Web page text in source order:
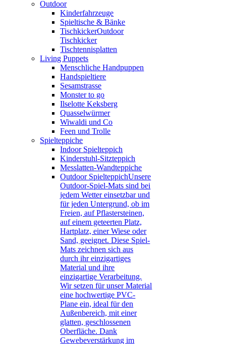
Outdoor
Kinderfahrzeuge
Spieltische & Bänke
TischkickerOutdoor
Tischkicker
Tischtennisplatten
Living Puppets
Menschliche Handpuppen
Handspieltiere
Sesamstrasse
Monster to go
Ilselotte Keksberg
Quasselwürmer
Wiwaldi und Co
Feen und Trolle
Spielteppiche
Indoor Spielteppich
Kinderstuhl-Sitzteppich
Messlatten-Wandteppiche
Outdoor SpielteppichUnsere
Outdoor-Spiel-Mats sind bei
jedem Wetter einsetzbar und
für jeden Untergrund, ob im
Freien, auf Pflastersteinen,
auf einem geteerten Platz,
Hartplatz, einer Wiese oder
Sand, geeignet. Diese Spiel-
Mats zeichnen sich aus
durch ihr einzigartiges
Material und ihre
einzigartige Verarbeitung.
Wir setzen für unser Material
eine hochwertige PVC-
Plane ein, ideal für den
Außenbereich, mit einer
glatten, geschlossenen
Oberfläche. Dank
Gewebeverstärkung im